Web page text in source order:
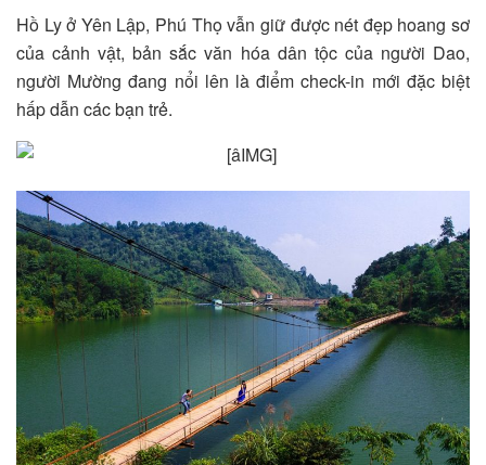
Hồ Ly ở Yên Lập, Phú Thọ vẫn giữ được nét đẹp hoang sơ
của cảnh vật, bản sắc văn hóa dân tộc của người Dao,
người Mường đang nổi lên là điểm check-in mới đặc biệt
hấp dẫn các bạn trẻ.